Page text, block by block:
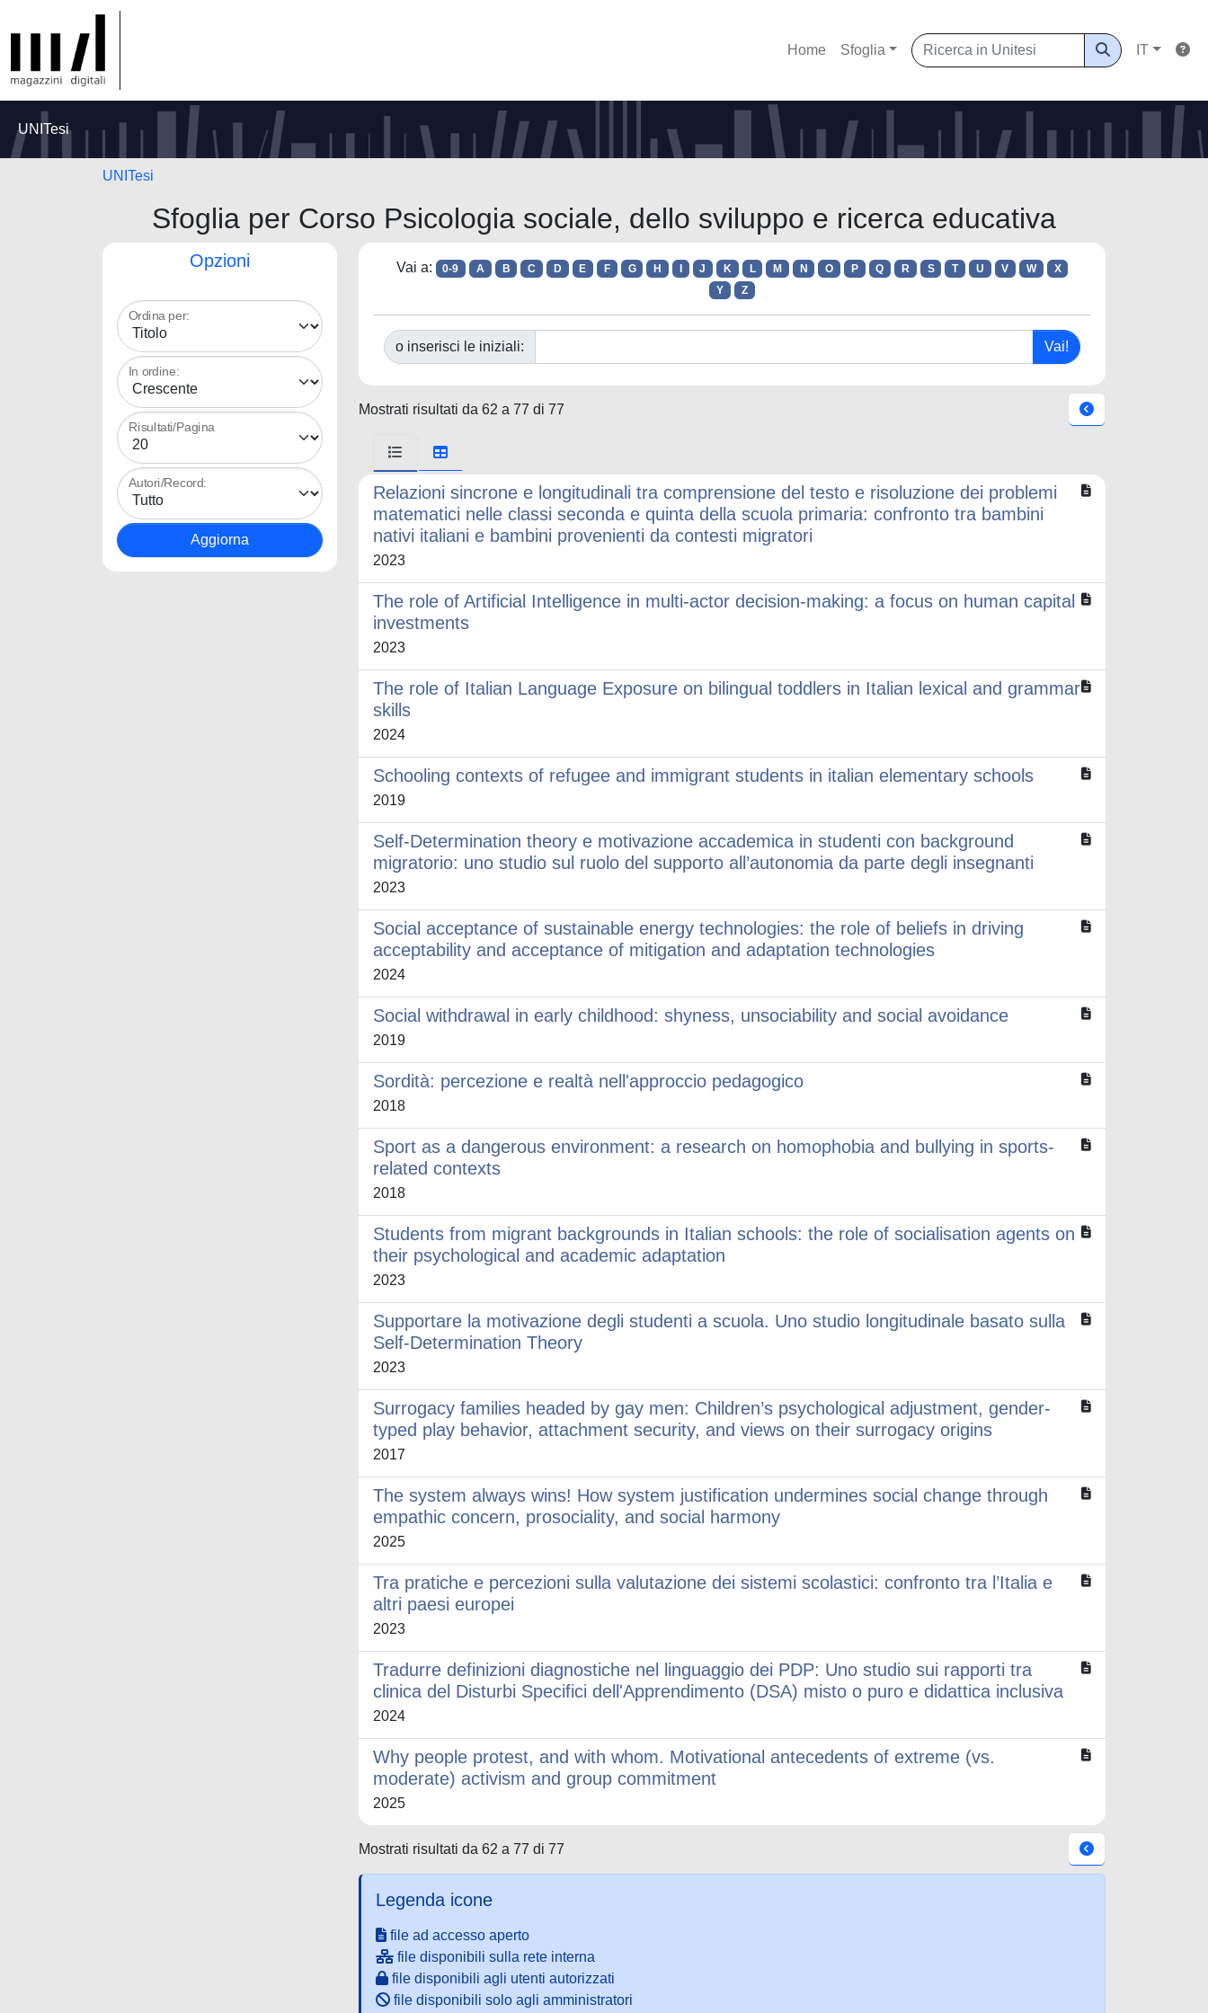
Home Sfoglia IT
UNITesi
UNITesi
Sfoglia per Corso Psicologia sociale, dello sviluppo e ricerca educativa
Opzioni
Ordina per:
In ordine:
Risultati/Pagina
Autori/Record:
Vai a: 0-9 A B C D E F G H J K L M N O P Q R S T U V W
X
Y
Z
o inserisci le iniziali:
Mostrati risultati da 62 a 77 di 77
Relazioni sincrone e longitudinali tra comprensione del testo e risoluzione dei problemi
matematici nelle classi seconda e quinta della scuola primaria: confronto tra bambini
nativi italiani e bambini provenienti da contesti migratori
2023
The role of Artificial Intelligence in multi-actor decision-making: a focus on human capital
investments
2023
The role of Italian Language Exposure on bilingual toddlers in Italian lexical and grammar
skills
2024
Schooling contexts of refugee and immigrant students in italian elementary schools
2019
Self-Determination theory e motivazione accademica in studenti con background
migratorio: uno studio sul ruolo del supporto all’autonomia da parte degli insegnanti
2023
Social acceptance of sustainable energy technologies: the role of beliefs in driving
acceptability and acceptance of mitigation and adaptation technologies
2024
Social withdrawal in early childhood: shyness, unsociability and social avoidance
2019
Sordità: percezione e realtà nell'approccio pedagogico
2018
Sport as a dangerous environment: a research on homophobia and bullying in sports-
related contexts
2018
Students from migrant backgrounds in Italian schools: the role of socialisation agents on
their psychological and academic adaptation
2023
Supportare la motivazione degli studenti a scuola. Uno studio longitudinale basato sulla
Self-Determination Theory
2023
Surrogacy families headed by gay men: Children’s psychological adjustment, gender-
typed play behavior, attachment security, and views on their surrogacy origins
2017
The system always wins! How system justification undermines social change through
empathic concern, prosociality, and social harmony
2025
Tra pratiche e percezioni sulla valutazione dei sistemi scolastici: confronto tra l’Italia e
altri paesi europei
2023
Tradurre definizioni diagnostiche nel linguaggio dei PDP: Uno studio sui rapporti tra
clinica del Disturbi Specifici dell'Apprendimento (DSA) misto o puro e didattica inclusiva
2024
Why people protest, and with whom. Motivational antecedents of extreme (vs.
moderate) activism and group commitment
2025
Mostrati risultati da 62 a 77 di 77
Legenda icone
file ad accesso aperto
file disponibili sulla rete interna
file disponibili agli utenti autorizzati
file disponibili solo agli amministratori